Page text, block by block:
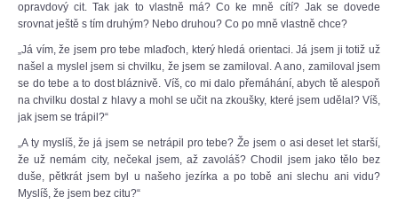
opravdový cit. Tak jak to vlastně má? Co ke mně cítí? Jak se dovede
srovnat ještě s tím druhým? Nebo druhou? Co po mně vlastně chce?
„Já vím, že jsem pro tebe mlaďoch, který hledá orientaci. Já jsem ji totiž už
našel a myslel jsem si chvilku, že jsem se zamiloval. A ano, zamiloval jsem
se do tebe a to dost bláznivě. Víš, co mi dalo přemáhání, abych tě alespoň
na chvilku dostal z hlavy a mohl se učit na zkoušky, které jsem udělal? Víš,
jak jsem se trápil?“
„A ty myslíš, že já jsem se netrápil pro tebe? Že jsem o asi deset let starší,
že už nemám city, nečekal jsem, až zavoláš? Chodil jsem jako tělo bez
duše, pětkrát jsem byl u našeho jezírka a po tobě ani slechu ani vidu?
Myslíš, že jsem bez citu?“